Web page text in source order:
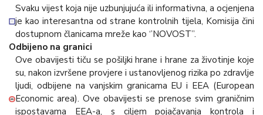
Svaku vijest koja nije uzbunjujuća ili informativna, a ocjenjena
je kao interesantna od strane kontrolnih tijela, Komisija čini
dostupnom članicama mreže kao ‘’NOVOST’’.
Odbijeno na granici
Ove obavijesti tiču se pošiljki hrane i hrane za životinje koje
su, nakon izvršene provjere i ustanovljenog rizika po zdravlje
ljudi, odbijene na vanjskim granicama EU i EEA (European
Economic area). Ove obavijesti se prenose svim graničnim
ispostavama EEA-a, s ciljem pojačavanja kontrola i